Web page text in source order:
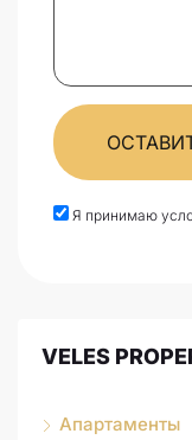
Я принимаю
VELES
Апартаменты